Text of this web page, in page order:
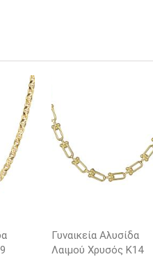
Γυναικεία Αλυσίδα
Λαιμού Χρυσός Κ14